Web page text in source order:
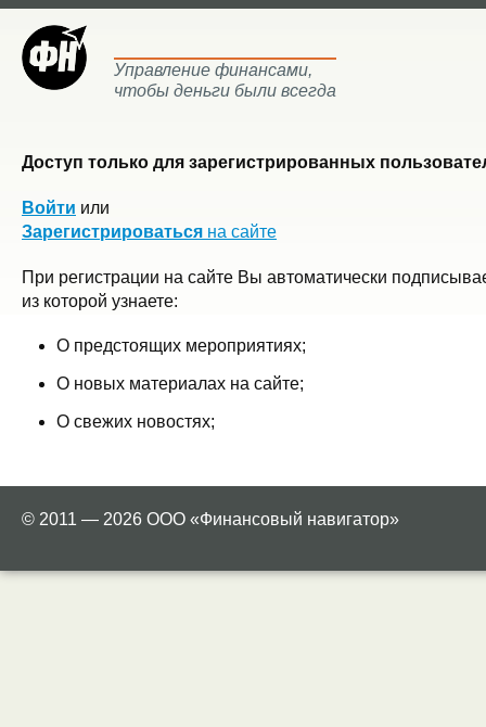
Управление финансами,
чтобы деньги были всегда
Доступ только для зарегистрированных
Войти или
Зарегистрироваться на сайте
При регистрации на сайте Вы автоматически
из которой узнаете:
О предстоящих мероприятиях;
О новых материалах на сайте;
О свежих новостях;
© 2011 — 2026 ООО «Финансовый навигатор»